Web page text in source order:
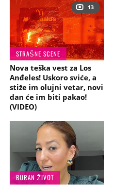
13
STRAŠNE SCENE
Nova teška vest za Los
Anđeles! Uskoro sviće, a
stiže im olujni vetar, novi
dan će im biti pakao!
(VIDEO)
BURAN ŽIVOT